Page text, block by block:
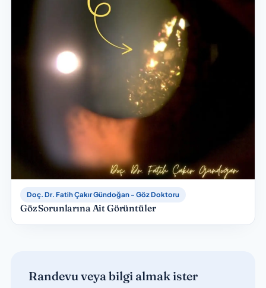
Doç. Dr. Fatih Çakır Gündoğan - Göz Doktoru
Göz Sorunlarına Ait Görüntüler
Randevu veya bilgi almak ister